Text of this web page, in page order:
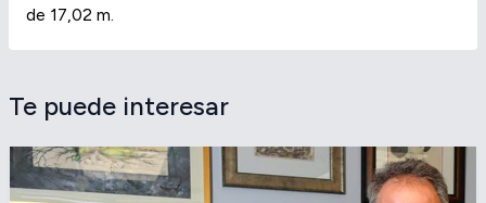
de 17,02 m.
Te puede interesar